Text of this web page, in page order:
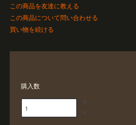
この商品を友達に教える
この商品について問い合わせる
買い物を続ける
購入数